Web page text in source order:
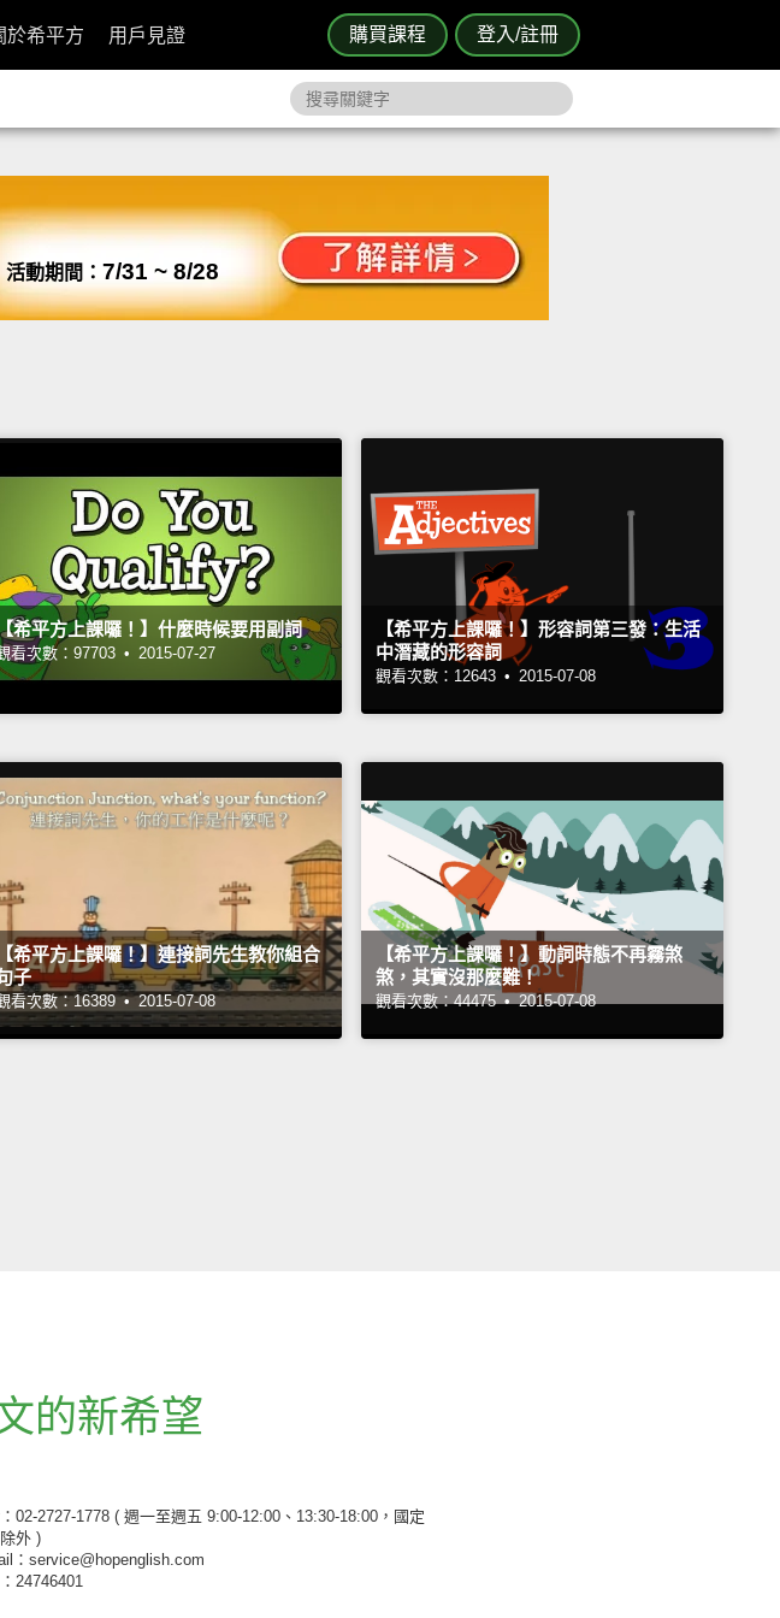
購買課程 登入/註冊
於希平方 用戶見證
活動期間： 7/31 ~ 8/28
【希平方上課囉！】什麼時候要用副詞
看次數：97703 • 2015-07-27
【希平方上課囉！】形容詞第三發：生活
中潛藏的形容詞
觀看次數：12643 • 2015-07-08
【希平方上課囉！】連接詞先生教你組合
子
看次數：16389 • 2015-07-08
【希平方上課囉！】動詞時態不再霧煞
煞，其實沒那麼難！
觀看次數：44475 • 2015-07-08
的新希望
02-2727-1778 ( 週一至週五 9:00-12:00、13:30-18:00，國定
外 )
：service@hopenglish.com
24746401